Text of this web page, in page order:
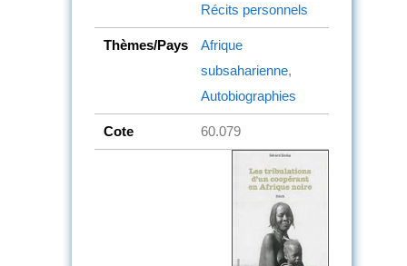
Récits personnels
Thèmes/Pays
Afrique
subsaharienne,
Autobiographies
Cote 60.079